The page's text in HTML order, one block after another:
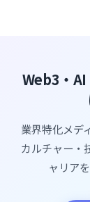
Web3・AI
業界特化メデ
カルチャー・
ャリア